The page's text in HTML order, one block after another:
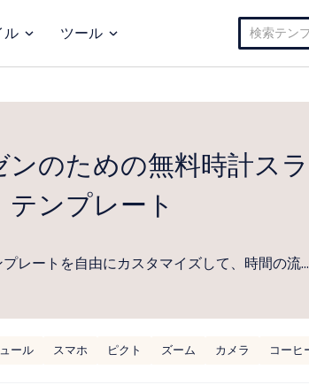
ル ツール
検
索:
のための無料時計ス
テンプレート
レートを自由にカスタマイズして、時間の流…
ール スマホ ピクト ズーム カメラ コーヒ